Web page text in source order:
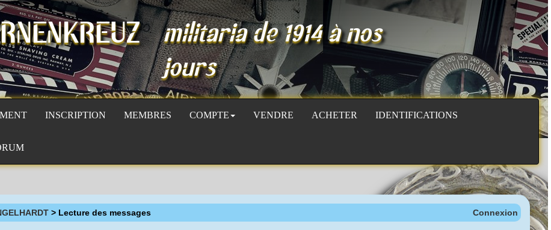
militaria de 1914 à nos
jours
INSCRIPTION MEMBRES COMPTE VENDRE ACHETER IDENTIFICATIONS
> Lecture des messages Connexion